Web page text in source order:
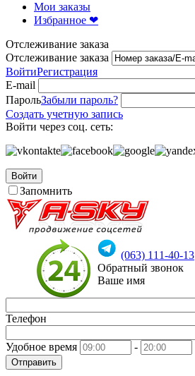
Мои заказы
Избранное ❤
Отслеживание заказа
Отслеживание заказа
ВойтиРегистрация
E-mail
ПарольЗабыли пароль?
Создать учетную запись
Войти через соц. сеть:
Войти
Запомнить
(063) 111-40-13
Обратный звонок
Ваше имя
Телефон
Удобное время -
Отправить